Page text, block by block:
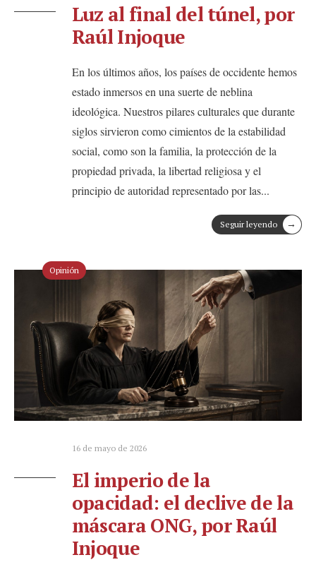
Luz al final del túnel, por
Raúl Injoque
En los últimos años, los países de occidente hemos
estado inmersos en una suerte de neblina
ideológica. Nuestros pilares culturales que durante
siglos sirvieron como cimientos de la estabilidad
social, como son la familia, la protección de la
propiedad privada, la libertad religiosa y el
principio de autoridad representado por las...
Seguir leyendo →
Opinión
16 de mayo de 2026
El imperio de la
opacidad: el declive de la
máscara ONG, por Raúl
Injoque